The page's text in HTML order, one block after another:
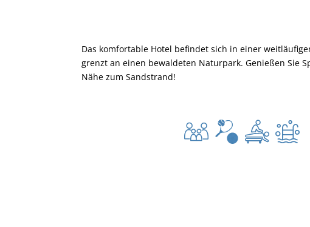
Das komfortable Hotel befindet sich in einer
grenzt an einen bewaldeten Naturpark. Genießen Sie
Nähe zum Sandstrand!